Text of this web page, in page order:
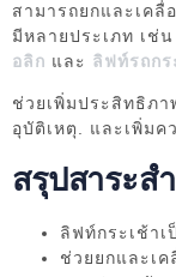
สามารถยกและเคลื่
มีหลายประเภท เช่น
อลิก และ ลิฟท์รถกร
ช่วยเพิ่มประสิทธิภา
อุบัติเหตุ. และเพิ่มค
สรุปสาระส
ลิฟท์กระเช้า
ช่วยยกและเค